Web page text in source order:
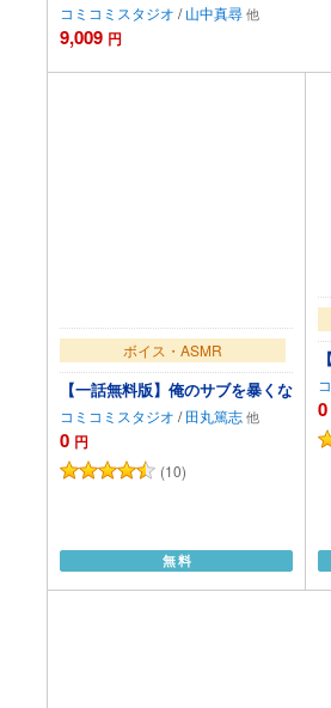
コミコミスタジオ / 山中真尋
9,009 円
ボイス・ASMR
【一話無料版】俺のサブを暴くな
コミコミスタジオ / 田丸篤志
0 円
(10)
無料
カートに追加
0